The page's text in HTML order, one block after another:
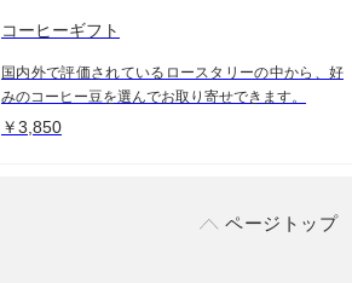
コーヒーギフト
国内外で評価されているロースタリーの中から、好
みのコーヒー豆を選んでお取り寄せできます。
￥3,850
ページトップ